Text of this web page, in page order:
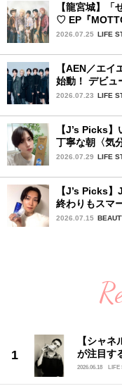
【龍宮城】
♡ EP『
2026.07.25 LIFE
【AEN／エ
始動！ デビュ
ュー。7人の魅
2026.07.23 LIFE
【J’s Picks
丁寧な朝〈気
2026.07.29 LIFE
【J’s Picks
終わりもスマ
需品〉
2026.07.15
【シャ
が注目す
2026.06.18
LIFE